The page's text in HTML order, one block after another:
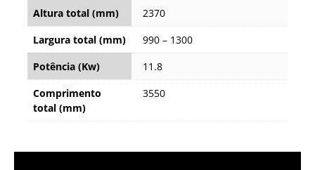
Altura total (mm)
2370
Largura total (mm)
990 – 1300
Potência (Kw)
11.8
Comprimento
total (mm)
3550